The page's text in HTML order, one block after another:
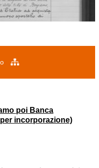
poi Banca
incorporazione)